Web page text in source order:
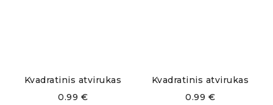
Kvadratinis atvirukas
0.99 €
Kvadratinis atvirukas
0.99 €